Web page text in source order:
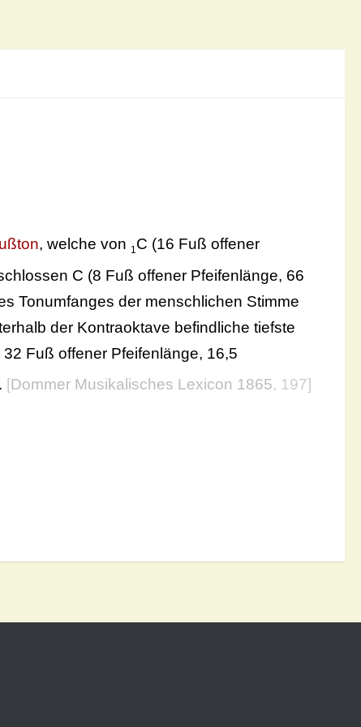
, welche von 1 C (16 Fuß offener
C (8 Fuß offener Pfeifenlänge, 66
Tonumfanges der menschlichen Stimme
der Kontraoktave befindliche tiefste
32 Fuß offener Pfeifenlänge, 16,5
[Dommer Musikalisches Lexicon 1865, 197]